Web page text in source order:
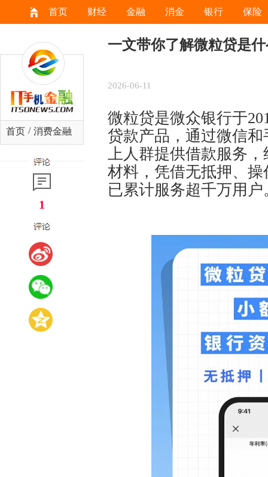
首页 财经 金融 消金 银行 保险
首页 / 消费金融
1
一文带你了解微粒贷是
2026-06-11
微粒贷是微众银行于
贷款产品，通过微信
上人群提供借款服务
材料，凭借无抵押、
已累计服务超千万用户